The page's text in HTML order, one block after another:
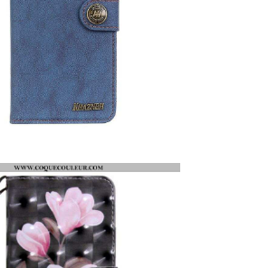
HOUSSE SAMSUNG GALAXY M21 SIMILI CUIR FENDU RÉTRO KHAZNEH